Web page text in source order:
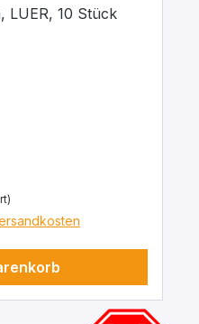
LUER, 10 Stück